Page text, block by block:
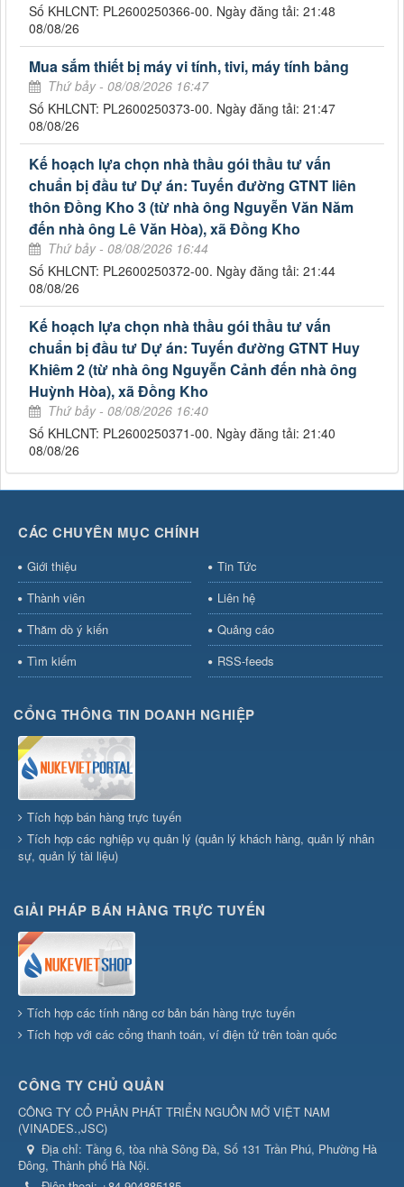
Số KHLCNT: PL2600250366-00. Ngày đăng tải: 21:48
08/08/26
Mua sắm thiết bị máy vi tính, tivi, máy tính bảng
Thứ bảy - 08/08/2026 16:47
Số KHLCNT: PL2600250373-00. Ngày đăng tải: 21:47
08/08/26
Kế hoạch lựa chọn nhà thầu gói thầu tư vấn
chuẩn bị đầu tư Dự án: Tuyến đường GTNT liên
thôn Đồng Kho 3 (từ nhà ông Nguyễn Văn Năm
đến nhà ông Lê Văn Hòa), xã Đồng Kho
Thứ bảy - 08/08/2026 16:44
Số KHLCNT: PL2600250372-00. Ngày đăng tải: 21:44
08/08/26
Kế hoạch lựa chọn nhà thầu gói thầu tư vấn
chuẩn bị đầu tư Dự án: Tuyến đường GTNT Huy
Khiêm 2 (từ nhà ông Nguyễn Cảnh đến nhà ông
Huỳnh Hòa), xã Đồng Kho
Thứ bảy - 08/08/2026 16:40
Số KHLCNT: PL2600250371-00. Ngày đăng tải: 21:40
08/08/26
CÁC CHUYÊN MỤC CHÍNH
Giới thiệu
Tin Tức
Thành viên
Liên hệ
Thăm dò ý kiến
Quảng cáo
Tìm kiếm
RSS-feeds
CỔNG THÔNG TIN DOANH NGHIỆP
Tích hợp bán hàng trực tuyến
Tích hợp các nghiệp vụ quản lý (quản lý khách hàng, quản lý nhân
sự, quản lý tài liệu)
GIẢI PHÁP BÁN HÀNG TRỰC TUYẾN
Tích hợp các tính năng cơ bản bán hàng trực tuyến
Tích hợp với các cổng thanh toán, ví điện tử trên toàn quốc
CÔNG TY CHỦ QUẢN
CÔNG TY CỔ PHẦN PHÁT TRIỂN NGUỒN MỞ VIỆT NAM
(VINADES.,JSC)
Địa chỉ: Tầng 6, tòa nhà Sông Đà, Số 131 Trần Phú, Phường Hà
Đông, Thành phố Hà Nội.